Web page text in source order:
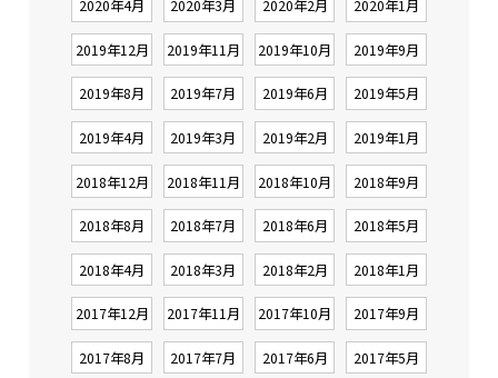
2020年4月 2020年3月 2020年2月 2020年1月
2019年12月 2019年11月 2019年10月 2019年9月
2019年8月 2019年7月 2019年6月 2019年5月
2019年4月 2019年3月 2019年2月 2019年1月
2018年12月 2018年11月 2018年10月 2018年9月
2018年8月 2018年7月 2018年6月 2018年5月
2018年4月 2018年3月 2018年2月 2018年1月
2017年12月 2017年11月 2017年10月 2017年9月
2017年8月 2017年7月 2017年6月 2017年5月